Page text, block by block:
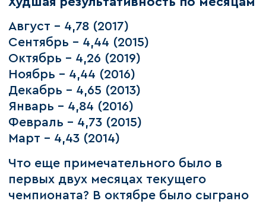
Август – 4,78 (2017)
Сентябрь – 4,44 (2015)
Октябрь – 4,26 (2019)
Ноябрь – 4,44 (2016)
Декабрь – 4,65 (2013)
Январь – 4,84 (2016)
Февраль – 4,73 (2015)
Март – 4,43 (2014)
Что еще примечательного было в
первых двух месяцах текущего
чемпионата? В октябре было сыграно